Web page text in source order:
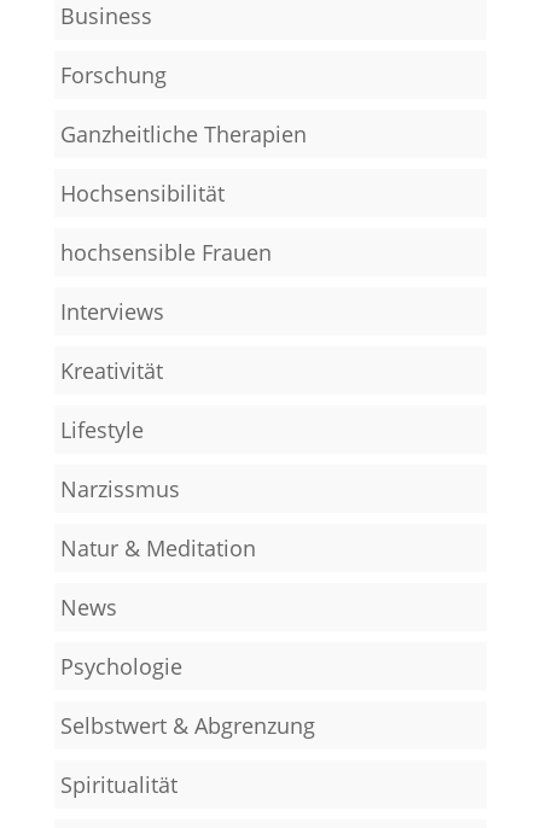
Business
Forschung
Ganzheitliche Therapien
Hochsensibilität
hochsensible Frauen
Interviews
Kreativität
Lifestyle
Narzissmus
Natur & Meditation
News
Psychologie
Selbstwert & Abgrenzung
Spiritualität